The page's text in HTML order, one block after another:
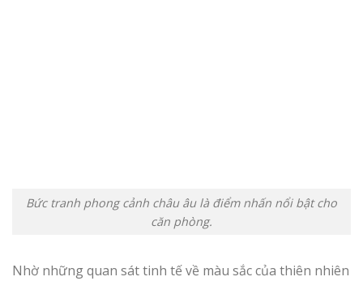
Bức tranh phong cảnh châu âu là điểm nhấn nổi bật cho
căn phòng.
Nhờ những quan sát tinh tế về màu sắc của thiên nhiên